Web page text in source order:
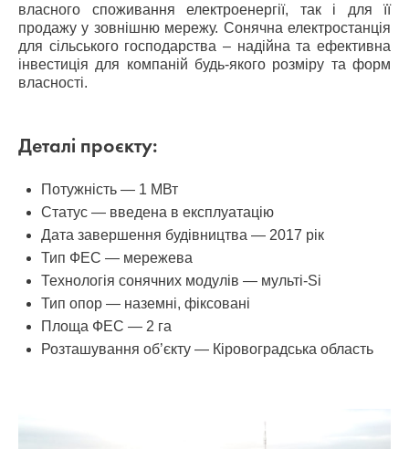
власного споживання електроенергії, так і для її
продажу у зовнішню мережу. Сонячна електростанція
для сільського господарства – надійна та ефективна
інвестиція для компаній будь-якого розміру та форм
власності.
Деталі проєкту:
Потужність — 1 МВт
Статус — введена в експлуатацію
Дата завершення будівництва — 2017 рік
Тип ФЕС — мережева
Технологія сонячних модулів — мульті-Si
Тип опор — наземні, фіксовані
Площа ФЕС — 2 га
Розташування об’єкту — Кіровоградська область